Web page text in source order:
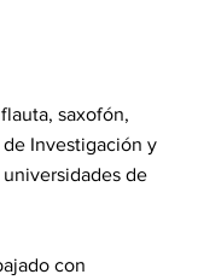
saxofón,
Investigación y
de
con